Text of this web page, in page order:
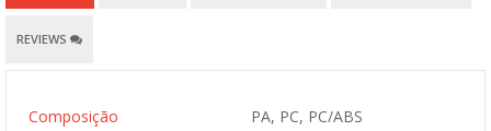
REVIEWS
Composição
PA, PC, PC/ABS